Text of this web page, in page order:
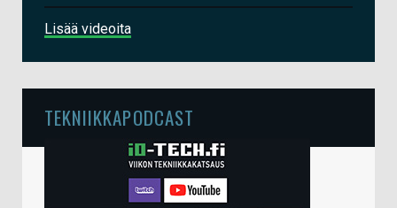
Lisää videoita
TEKNIIKKAPODCAST